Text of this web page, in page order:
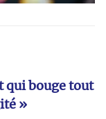
qui bouge tout
»